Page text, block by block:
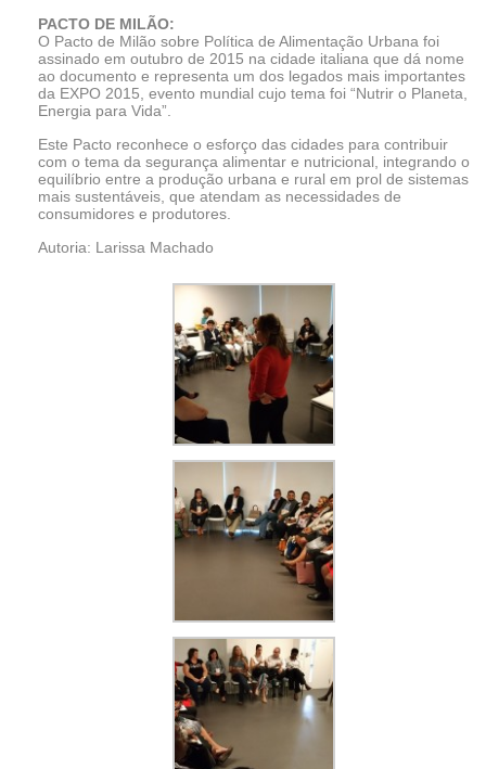
PACTO DE MILÃO:
O Pacto de Milão sobre Política de Alimentação Urbana foi
assinado em outubro de 2015 na cidade italiana que dá nome
ao documento e representa um dos legados mais importantes
da EXPO 2015, evento mundial cujo tema foi “Nutrir o Planeta,
Energia para Vida”.
Este Pacto reconhece o esforço das cidades para contribuir
com o tema da segurança alimentar e nutricional, integrando o
equilíbrio entre a produção urbana e rural em prol de sistemas
mais sustentáveis, que atendam as necessidades de
consumidores e produtores.
Autoria: Larissa Machado